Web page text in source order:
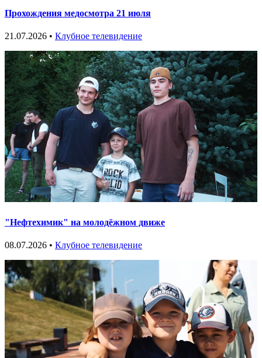
Прохождения медосмотра 21 июля
21.07.2026 • Клубное телевидение
"Нефтехимик" на молодёжном движе
08.07.2026 • Клубное телевидение